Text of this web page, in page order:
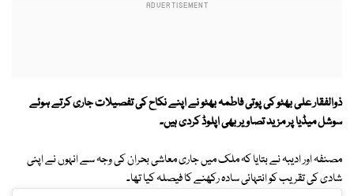
ذوالفقار علی بھٹو کی پوتی فاطمہ بھٹو نے اپنے نکاح کی تفصیلات جاری کرتے ہوئے
سوشل میڈیا پر مزید تصاویر بھی اپلوڈ کردی ہیں۔
مصنفہ اور ادیبہ نے بتایا کہ ملک میں جاری معاشی بحران کی وجہ سے انہوں نے اپنی
شادی کی تقریب کو انتہائی سادہ رکھنے کا فیصلہ کیا تھا۔